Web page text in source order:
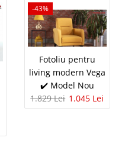
Canapea
lada si
Canapea Gri
Metropol Descopera
deschis de 3 locuri
adauga un farmec
Fotoliu
-43%
Fotoliu pentru
living modern Vega
✔️ Model Nou
1.829 Lei 1.045 Lei